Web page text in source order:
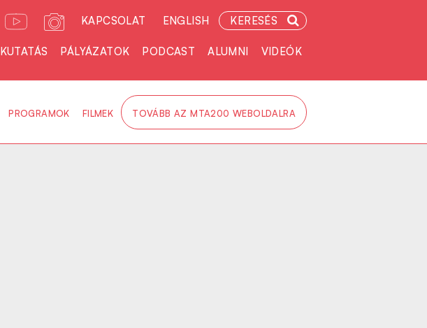
KAPCSOLAT ENGLISH KERESÉS
KUTATÁS PÁLYÁZATOK PODCAST ALUMNI VIDEÓK
PROGRAMOK FILMEK TOVÁBB AZ MTA200 WEBOLDALRA